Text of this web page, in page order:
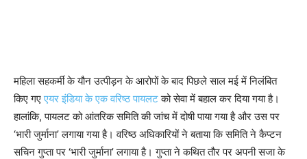
महिला सहकर्मी के यौन उत्पीड़न के आरोपों के बाद पिछले साल मई में निलंबित
किए गएएयर इंडिया के एक वरिष्ठ पायलटको सेवा में बहाल कर दिया गया है।
हालांकि, पायलट को आंतरिक समिति की जांच में दोषी पाया गया है और उस पर
‘भारी जुर्माना’ लगाया गया है। वरिष्ठ अधिकारियों ने बताया कि समिति ने कैप्टन
सचिन गुप्ता पर ‘भारी जुर्माना’ लगाया है। गुप्ता ने कथित तौर पर अपनी सजा के